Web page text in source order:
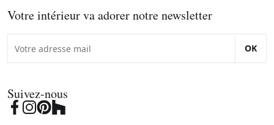
Votre intérieur va adorer notre newsletter
OK
Suivez-nous